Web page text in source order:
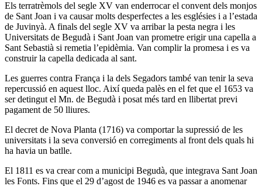
Els terratrèmols del segle XV van enderrocar el convent dels monjos
de Sant Joan i va causar molts desperfectes a les esglésies i a l’estada
de Juvinyà. A finals del segle XV va arribar la pesta negra i les
Universitats de Begudà i Sant Joan van prometre erigir una capella a
Sant Sebastià si remetia l’epidèmia. Van complir la promesa i es va
construir la capella dedicada al sant.
Les guerres contra França i la dels Segadors també van tenir la seva
repercussió en aquest lloc. Així queda palès en el fet que el 1653 va
ser detingut el Mn. de Begudà i posat més tard en llibertat previ
pagament de 50 lliures.
El decret de Nova Planta (1716) va comportar la supressió de les
universitats i la seva conversió en corregiments al front dels quals hi
ha havia un batlle.
El 1811 es va crear com a municipi Begudà, que integrava Sant Joan
les Fonts. Fins que el 29 d’agost de 1946 es va passar a anomenar